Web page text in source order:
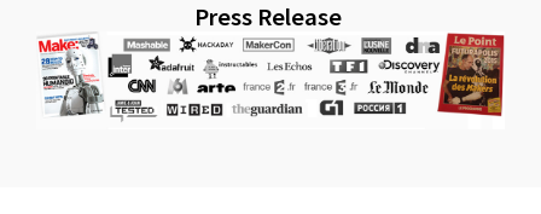
Press Release